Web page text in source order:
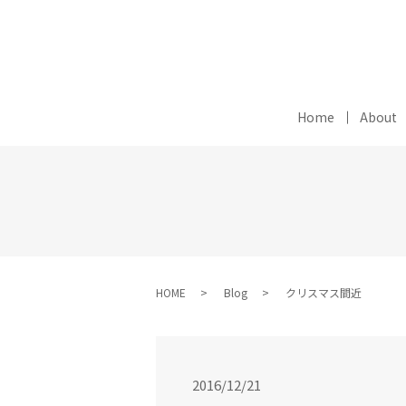
Home About
HOME Blog クリスマス間近
2016/12/21